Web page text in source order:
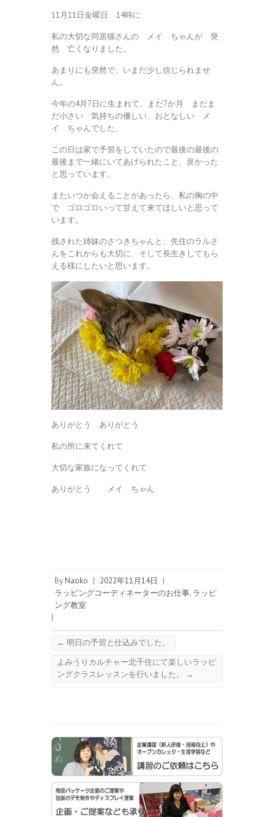
11月11日金曜日 14時に
私の大切な同居猫さんの メイ ちゃんが 突
然 亡くなりました。
あまりにも突然で、いまだ少し信じられませ
ん。
今年の4月7日に生まれて、まだ7か月 まだま
だ小さい 気持ちの優しい、おとなしい メ
イ ちゃんでした。
この日は家で予習をしていたので最後の最後の
最後まで一緒にいてあげられたこと、良かった
と思っています。
またいつか会えることがあったら、私の胸の中
で ゴロゴロいって甘えて来てほしいと思って
います。
残された姉妹のさつきちゃんと、先住のラルさ
んをこれからも大切に、そして長生きしてもら
える様にしたいと思います。
ありがとう ありがとう
私の所に来てくれて
大切な家族になってくれて
ありがとう メイ ちゃん
By Naoko | 2022年11月14日
|
ラッピングコーディネーターのお仕事, ラッピ
ング教室
|
← 明日の予習と仕込みでした。
よみうりカルチャー北千住にて楽しいラッピ
ングクラスレッスンを行いました。
→